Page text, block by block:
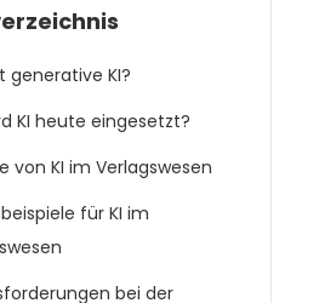
generative KI?
KI heute eingesetzt?
von KI im Verlagswesen
für KI im
bei der